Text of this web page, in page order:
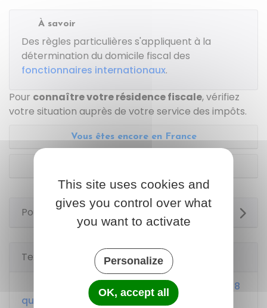
À savoir
Des règles particulières s'appliquent à la
détermination du domicile fiscal des
fonctionnaires internationaux.
Pour connaître votre résidence fiscale, vérifiez
votre situation auprès de votre service des impôts.
Vous êtes encore en France
Pour en savoir plus
Textes de référence
Code général des impôts : articles 4A à 8
quinquies
This site uses cookies and
gives you control over what
you want to activate
Personalize
OK, accept all